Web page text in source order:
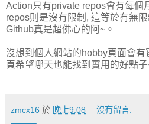
Action只有private repos會有每個
repos則是沒有限制, 這等於有無
Github真是超佛心的阿~。
沒想到個人網站的hobby頁面會有
頁希望哪天也能找到實用的好點子
zmcx16 於 晚上9:08 沒有留言: